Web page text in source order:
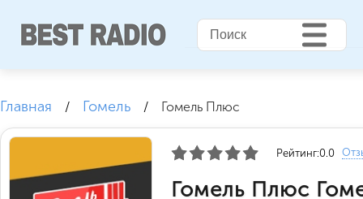
Главная / Гомель / Гомель Плюс
Рейтинг:0.0
Гомель Плюс